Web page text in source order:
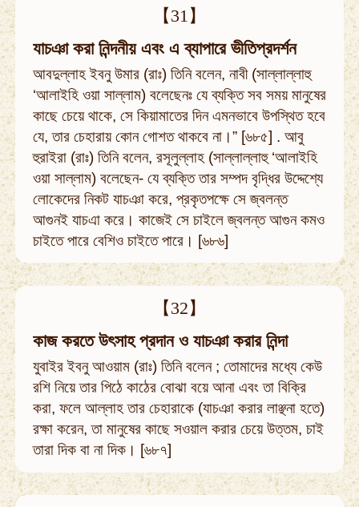
【31】
যাচঞা করা নিন্দনীয় এবং এ ব্যাপারে ভীতিপ্রদর্শন
আবদুল্লাহ ইবনু উমার (রাঃ) তিনি বলেন, নাবী (সাল্লাল্লাহু
‘আলাইহি ওয়া সাল্লাম) বলেছেনঃ যে ব্যক্তি সব সময় মানুষের
কাছে চেয়ে থাকে, সে কিয়ামাতের দিন এমনভাবে উপস্থিত হবে
যে, তার চেহারায় কোন গোশত থাকবে না।” [৬৮৫] . আবু
হুরাইরা (রাঃ) তিনি বলেন, রসূলুল্লাহ (সাল্লাল্লাহু ‘আলাইহি
ওয়া সাল্লাম) বলেছেন- যে ব্যক্তি তার সম্পদ বৃদ্ধির উদ্দেশ্যে
লোকেদের নিকট যাচঞা করে, প্রকৃতপক্ষে সে জ্বলন্ত
আগুনই যাচএা করে। কাজেই সে চাইলে জ্বলন্ত আগুন কমও
চাইতে পারে বেশিও চাইতে পারে। [৬৮৬]
【32】
কাজ করতে উৎসাহ প্রদান ও যাচঞা করার নিন্দা
যুবাইর ইবনু আওয়াম (রাঃ) তিনি বলেন ; তোমাদের মধ্যে কেউ
রশি নিয়ে তার পিঠে কাঠের বোঝা বয়ে আনা এবং তা বিক্রি
করা, ফলে আল্লাহ তার চেহারাকে (যাচঞা করার লাঞ্ছনা হতে)
রক্ষা করেন, তা মানুষের কাছে সওয়াল করার চেয়ে উত্তম, চাই
তারা দিক বা না দিক। [৬৮৭]